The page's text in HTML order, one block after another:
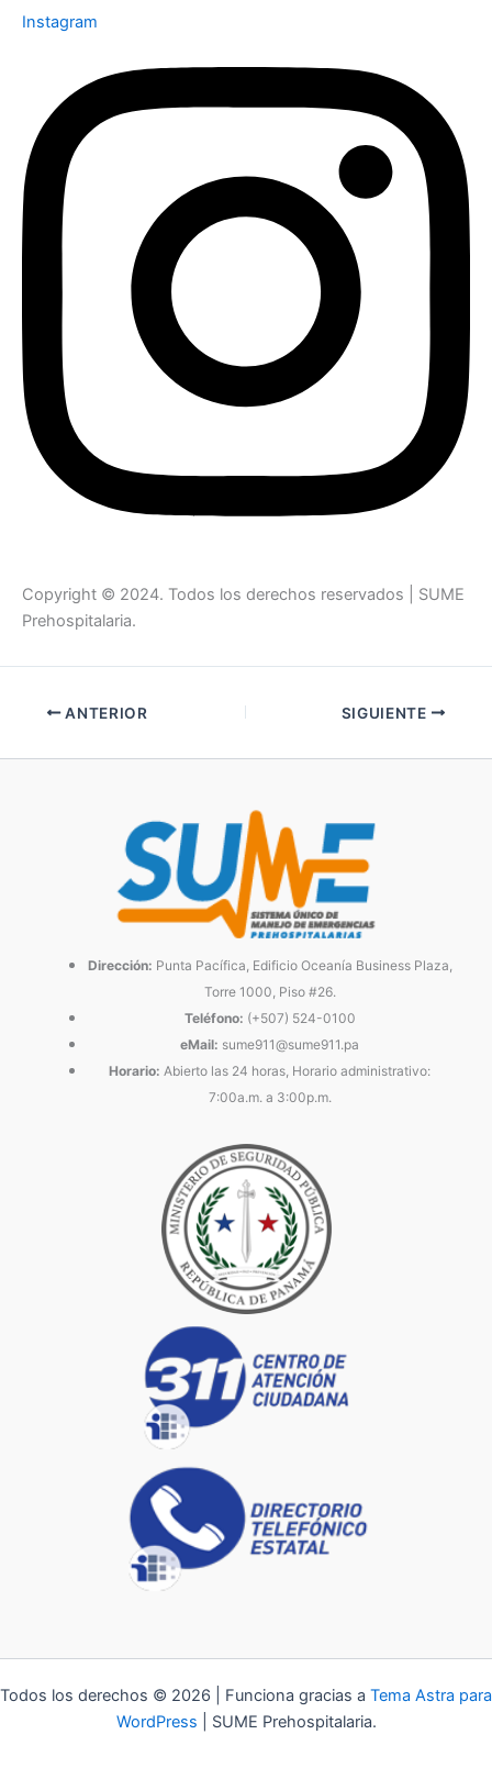
Instagram
Copyright © 2024. Todos los derechos reservados | SUME
Prehospitalaria.
ANTERIOR SIGUIENTE
Dirección: Punta Pacífica, Edificio Oceanía Business Plaza,
Torre 1000, Piso #26.
Teléfono: (+507) 524-0100
eMail: sume911@sume911.pa
Horario: Abierto las 24 horas, Horario administrativo:
7:00a.m. a 3:00p.m.
Todos los derechos © 2026 | Funciona gracias a Tema Astra para
WordPress | SUME Prehospitalaria.